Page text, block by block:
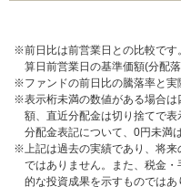
※前日比は前営業日との比較です
算日前営業日の基準価額(分配
※ファンドの前日比の騰落率と実
※表示桁未満の数値がある場合は
額、直近分配金は切り捨てで
分配金表記について、0円未満
※上記は過去の実績であり、将来
ではありません。また、税金
的な投資成果を示すものでは